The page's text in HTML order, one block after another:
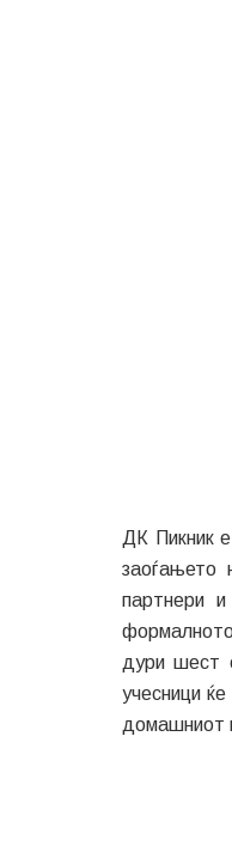
ДК Пикник
заоѓањето
партнери
дури шест
учесници
домашниот